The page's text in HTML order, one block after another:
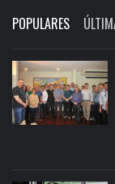
POPULARES